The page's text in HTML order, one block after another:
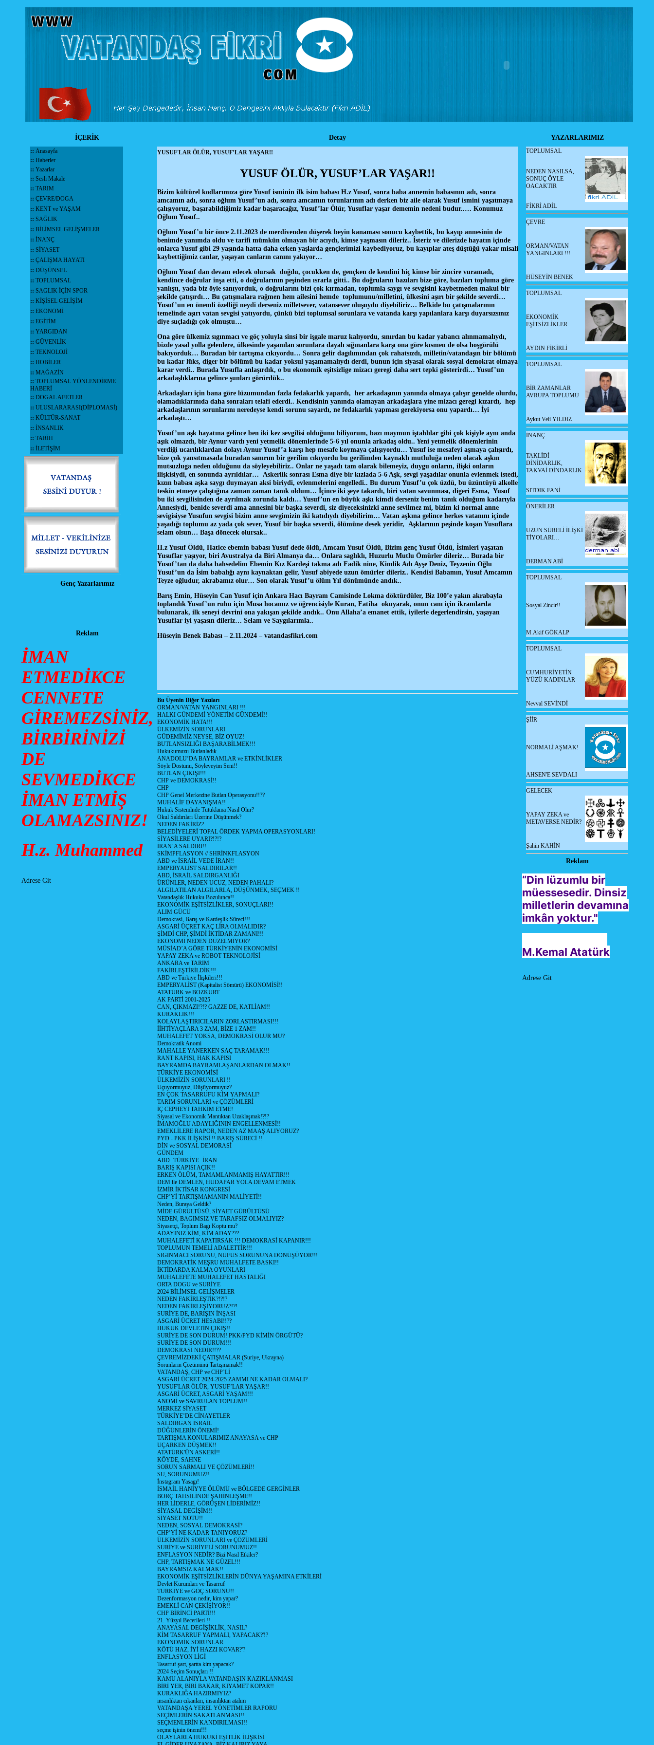
İÇERİK Detay YAZARLARIMIZ
:: Anasayfa
:: Haberler
:: Yazarlar
:: Sesli Makale
:: TARIM
:: ÇEVRE/DOGA
:: KENT ve YAŞAM
:: SAĞLIK
:: BİLİMSEL GELİŞMELER
:: İNANÇ
:: SİYASET
:: ÇALIŞMA HAYATI
:: DÜŞÜNSEL
:: TOPLUMSAL
:: SAGLIK İÇİN SPOR
:: KİŞİSEL GELİŞİM
:: EKONOMİ
:: EGİTİM
:: YARGIDAN
:: GÜVENLİK
:: TEKNOLOJİ
:: HOBİLER
:: MAĞAZİN
:: TOPLUMSAL YÖNLENDİRME
HABERİ
:: DOGAL AFETLER
:: ULUSLARARASI(DİPLOMASİ)
:: KÜLTÜR-SANAT
:: İNSANLIK
:: TARİH
:: İLETİŞİM
Genç Yazarlarımız
Reklam
İMAN
ETMEDİKCE
CENNETE
GİREMEZSİNİZ,
BİRBİRİNİZİ
DE
SEVMEDİKCE
İMAN ETMİŞ
OLAMAZSINIZ!
H.z. Muhammed
Adrese Git
YUSUF'LAR ÖLÜR, YUSUF’LAR YAŞAR!!
YUSUF ÖLÜR, YUSUF’LAR YAŞAR!!
Bizim kültürel kodlarımıza göre Yusuf isminin ilk isim babası H.z Yusuf, sonra baba annemin babasının adı, sonra
amcamın adı, sonra oğlum Yusuf’un adı, sonra amcamın torunlarının adı derken biz aile olarak Yusuf ismini yaşatmaya
çalışıyoruz, başarabildiğimiz kadar başaracağız, Yusuf’lar Ölür, Yusuflar yaşar dememin nedeni budur..… Konumuz
Oğlum Yusuf..
Oğlum Yusuf’u bir önce 2.11.2023 de merdivenden düşerek beyin kanaması sonucu kaybettik, bu kayıp annesinin de
benimde yanımda oldu ve tarifi mümkün olmayan bir acıydı, kimse yaşmasın dileriz.. İsteriz ve dilerizde hayatın içinde
onlarca Yusuf gibi 29 yaşında hatta daha erken yaşlarda gençlerimizi kaybediyoruz, bu kayıplar ateş düştüğü yakar misali
kaybettiğimiz canlar, yaşayan canların canını yakıyor…
Oğlum Yusuf dan devam edecek olursak doğdu, çocukken de, gençken de kendini hiç kimse bir zincire vuramadı,
kendince doğrular inşa etti, o doğrularının peşinden ısrarla gitti.. Bu doğruların bazıları bize göre, bazıları topluma göre
yanlıştı, yada biz öyle sanıyorduk, o doğrularını bizi çok kırmadan, toplumla saygı ve sevgisini kaybetmeden makul bir
şekilde çatışırdı… Bu çatışmalara rağmen hem ailesini hemde toplumunu/milletini, ülkesini aşırı bir şekilde severdi…
Yusuf’un en önemli özelliği neydi derseniz milletsever, vatansever oluşuydu diyebiliriz… Belkide bu çatışmalarının
temelinde aşırı vatan sevgisi yatıyordu, çünkü bizi toplumsal sorunlara ve vatanda karşı yapılanlara karşı duyarsızsınız
diye suçladığı çok olmuştu…
Ona göre ülkemiz sıgınmacı ve göç yoluyla sinsi bir işgale maruz kalıyordu, sınırdan bu kadar yabancı alınmamalıydı,
bizde yasal yolla gelenlere, ülkesinde yaşanılan sorunlara dayalı sığınanlara karşı ona göre kısmen de olsa hoşgörülü
bakıyorduk… Buradan bir tartışma cıkıyordu… Sonra gelir dagılımından çok rahatsızdı, milletin/vatandaşın bir bölümü
bu kadar lüks, diger bir bölümü bu kadar yoksul yaşamamalıydı derdi, bunun için siyasal olarak sosyal demokrat olmaya
karar verdi.. Burada Yusufla anlaşırdık, o bu ekonomik eşitsizlige mizacı geregi daha sert tepki gösterirdi… Yusuf’un
arkadaşlıklarına gelince şunları görürdük..
Arkadaşları için bana göre lüzumundan fazla fedakarlık yapardı, her arkadaşının yanında olmaya çalışır genelde olurdu,
olamadıklarınıda daha sonraları telafi ederdi.. Kendisinin yanında olamayan arkadaşlara yine mizacı geregi kızardı, hep
arkadaşlarının sorunlarını neredeyse kendi sorunu sayardı, ne fedakarlık yapması gerekiyorsa onu yapardı… İyi
arkadaştı…
Yusuf’un aşk hayatına gelince ben iki kez sevgilisi olduğunu biliyorum, bazı maymun iştahlılar gibi çok kişiyle aynı anda
aşık olmazdı, bir Aynur vardı yeni yetmelik dönemlerinde 5-6 yıl onunla arkadaş oldu.. Yeni yetmelik dönemlerinin
verdiği ucarılıklardan dolayı Aynur Yusuf’a karşı hep mesafe koymaya çalışıyordu… Yusuf ise mesafeyi aşmaya çalışırdı,
bize çok yansıtmasada buradan sanırım bir gerilim cıkıyordu bu gerilimden kaynaklı mutluluğa neden olacak aşkın
mutsuzluga neden olduğunu da söyleyebiliriz.. Onlar ne yaşadı tam olarak bilemeyiz, duygu onların, ilişki onların
ilişkisiydi, en sonunda ayrıldılar… Askerlik sonrası Esma diye bir kızlada 5-6 Aşk, sevgi yaşadılar onunla evlenmek istedi,
kızın babası aşka saygı duymayan aksi biriydi, evlenmelerini engelledi.. Bu durum Yusuf’u çok üzdü, bu üzüntüyü alkolle
teskin etmeye çalıştığına zaman zaman tanık oldum… İçince iki şeye takardı, biri vatan savunması, digeri Esma, Yusuf
bu iki sevgilisinden de ayrılmak zorunda kaldı… Yusuf’un en büyük aşkı kimdi derseniz benim tanık olduğum kadarıyla
Annesiydi, benide severdi ama annesini bir başka severdi, siz diyeceksinizki anne sevilmez mi, bizim ki normal anne
sevigisiyse Yusufun sevgisi bizim anne sevgimizin iki katıdıydı diyebilirim… Vatan aşkına gelince herkes vatanını içinde
yaşadığı toplumu az yada çok sever, Yusuf bir başka severdi, ölümüne desek yeridir, Aşklarının peşinde koşan Yusuflara
selam olsun… Başa dönecek olursak..
H.z Yusuf Öldü, Hatice ebemin babası Yusuf dede öldü, Amcam Yusuf Öldü, Bizim genç Yusuf Öldü, İsimleri yaşatan
Yusuflar yaşıyor, biri Avustralya da Biri Almanya da… Onlara saglıklı, Huzurlu Mutlu Ömürler dileriz… Burada bir
Yusuf’tan da daha bahsedelim Ebemin Kız Kardeşi takma adı Fadik nine, Kimlik Adı Ayşe Deniz, Teyzenin Oğlu
Yusuf’un da İsim babalığı aynı kaynaktan gelir, Yusuf abiyede uzun ömürler dileriz.. Kendisi Babamın, Yusuf Amcamın
Teyze oğludur, akrabamız olur… Son olarak Yusuf’u ölüm Yıl dönümünde andık..
Barış Emin, Hüseyin Can Yusuf için Ankara Hacı Bayram Camisinde Lokma döktürdüler, Biz 100’e yakın akrabayla
toplandık Yusuf’un ruhu için Musa hocamız ve öğrencisiyle Kuran, Fatiha okuyarak, onun canı için ikramlarda
bulunarak, ilk seneyi devrini ona yakışan şekilde andık.. Onu Allaha’a emanet ettik, iyilerle degerlendirsin, yaşayan
Yusuflar iyi yaşasın dileriz… Selam ve Saygılarımla..
Hüseyin Benek Babası – 2.11.2024 – vatandasfikri.com
Bu Üyenin Diğer Yazıları
ORMAN/VATAN YANGINLARI !!!
HALKI GÜNDEMİ YÖNETİM GÜNDEMİ!!
EKONOMİK HATA!!!
ÜLKEMİZİN SORUNLARI
GÜDEMİMİZ NEYSE, BİZ OYUZ!
BUTLANSIZLIĞI BAŞARABİLMEK!!!
Hukukumuzu Butlanladık
ANADOLU’DA BAYRAMLAR ve ETKİNLİKLER
Söyle Dostunu, Söyleyeyim Seni!!
BUTLAN ÇIKIŞI!!!
CHP ve DEMOKRASİ!!
CHP
CHP Genel Merkezine Butlan Operasyonu!!??
MUHALİF DAYANIŞMA!!
Hukuk Sistemlnde Tutuklama Nasıl Olur?
Okul Saldırıları Üzerine Düşünmek?
NEDEN FAKİRİZ?
BELEDİYELERİ TOPAL ÖRDEK YAPMA OPERASYONLARI!
SİYASİLERE UYARI?!?!?
İRAN’A SALDIRI!!
SKİMPFLASYON // SHRİNKFLASYON
ABD ve İSRAİL VEDE İRAN!!
EMPERYALİST SALDIRILAR!!
ABD, İSRAİL SALDIRGANLIĞI
ÜRÜNLER, NEDEN UCUZ, NEDEN PAHALI?
ALGILATILAN ALGILARLA, DÜŞÜNMEK, SEÇMEK !!
Vatandaşlık Hukuku Bozulunca!!
EKONOMİK EŞİTSİZLİKLER, SONUÇLARI!!
ALIM GÜCÜ
Demokrasi, Barış ve Kardeşlik Süreci!!!
ASGARİ ÜÇRET KAÇ LİRA OLMALIDIR?
ŞİMDİ CHP, ŞİMDİ İKTİDAR ZAMANI!!!
EKONOMİ NEDEN DÜZELMİYOR?
MÜSİAD’A GÖRE TÜRKİYENİN EKONOMİSİ
YAPAY ZEKA ve ROBOT TEKNOLOJİSİ
ANKARA ve TARIM
FAKİRLEŞTİRİLDİK!!!
ABD ve Türkiye İlişkileri!!!
EMPERYALİST (Kapitalist Sömürü) EKONOMİSİ!!
ATATÜRK ve BOZKURT
AK PARTİ 2001-2025
CAN, ÇIKMAZI!?!? GAZZE DE, KATLİAM!!
KURAKLIK!!!
KOLAYLAŞTIRICILARIN ZORLASTIRMASI!!!
İİHTİYAÇLARA 3 ZAM, BİZE 1 ZAM!!
MUHALEFET YOKSA, DEMOKRASİ OLUR MU?
Demokratik Anomi
MAHALLE YANERKEN SAÇ TARAMAK!!!
RANT KAPISI, HAK KAPISI
BAYRAMDA BAYRAMLAŞANLARDAN OLMAK!!
TÜRKİYE EKONOMİSİ
ÜLKEMİZİN SORUNLARI !!
Uçuyormuyuz, Düşüyormuyuz?
EN ÇOK TASARRUFU KİM YAPMALI?
TARIM SORUNLARI ve ÇÖZÜMLERİ
İÇ CEPHEYİ TAHKİM ETME!
Siyasal ve Ekonomik Mantıktan Uzaklaşmak!?!?
İMAMOĞLU ADAYLIĞININ ENGELLENMESİ!!
EMEKLİLERE RAPOR, NEDEN AZ MAAŞ ALIYORUZ?
PYD - PKK İLİŞKİSİ !! BARIŞ SÜRECİ !!
DİN ve SOSYAL DEMORASİ
GÜNDEM
ABD- TÜRKİYE- İRAN
BARIŞ KAPISI AÇIK!!
ERKEN ÖLÜM, TAMAMLANMAMIŞ HAYATTIR!!!
DEM ile DEMLEN, HÜDAPAR YOLA DEVAM ETMEK
İZMİR İKTİSAR KONGRESİ
CHP’Yİ TARTIŞMAMANIN MALİYETİ!!
Neden, Buraya Geldik?
MİDE GÜRÜLTÜSÜ, SİYAET GÜRÜLTÜSÜ
NEDEN, BAGIMSIZ VE TARAFSIZ OLMALIYIZ?
Siyasetçi, Toplum Bagı Koptu mu?
ADAYINIZ KİM, KİM ADAY???
MUHALEFETİ KAPATIRSAK !!! DEMOKRASİ KAPANIR!!!
TOPLUMUN TEMELİ ADALETTİR!!!
SIGINMACI SORUNU, NÜFUS SORUNUNA DÖNÜŞÜYOR!!!
DEMOKRATİK MEŞRU MUHALFETE BASKI!!
İKTİDARDA KALMA OYUNLARI
MUHALEFETE MUHALEFET HASTALIĞI
ORTA DOGU ve SURİYE
2024 BİLİMSEL GELİŞMELER
NEDEN FAKİRLEŞTİK?!?!?
NEDEN FAKİRLEŞİYORUZ?!?!
SURİYE DE, BARIŞIN İNŞASI
ASGARİ ÜCRET HESABI!!??
HUKUK DEVLETİN ÇIKIŞ!!
SURİYE DE SON DURUM! PKK/PYD KİMİN ÖRGÜTÜ?
SURİYE DE SON DURUM!!!
DEMOKRASİ NEDİR!!??
ÇEVREMİZDEKİ ÇATIŞMALAR (Suriye, Ukrayna)
Sorunların Çözümünü Tartışmamak!!
VATANDAŞ, CHP ve CHP’Lİ
ASGARİ ÜCRET 2024-2025 ZAMMI NE KADAR OLMALI?
YUSUF'LAR ÖLÜR, YUSUF’LAR YAŞAR!!
ASGARİ ÜCRET, ASGARİ YAŞAM!!!
ANOMİ ve SAVRULAN TOPLUM!!
MERKEZ SİYASET
TÜRKİYE’DE CİNAYETLER
SALDIRGAN İSRAİL
DÜĞÜNLERİN ÖNEMİ!
TARTIŞMA KONULARIMIZ ANAYASA ve CHP
UÇARKEN DÜŞMEK!!
ATATÜRK'ÜN ASKERİ!!
KÖYDE, SAHNE
SORUN SARMALI VE ÇÖZÜMLERİ!!
SU, SORUNUMUZ!!
İnstagram Yasagı!
İSMAİL HANİYYE ÖLÜMÜ ve BÖLGEDE GERGİNLER
BORÇ TAHSİLİNDE ŞAHİNLEŞME!!
HER LİDERLE, GÖRÜŞEN LİDERİMİZ!!
SİYASAL DEGİŞİM!!
SİYASET NOTU!!
NEDEN, SOSYAL DEMOKRASİ?
CHP’Yİ NE KADAR TANIYORUZ?
ÜLKEMİZİN SORUNLARI ve ÇÖZÜMLERİ
SURİYE ve SURİYELİ SORUNUMUZ!!
ENFLASYON NEDİR? Bizi Nasıl Etkiler?
CHP, TARTIŞMAK NE GÜZEL!!!
BAYRAMSIZ KALMAK!!
EKONOMİK EŞİTSİZLİKLERİN DÜNYA YAŞAMINA ETKİLERİ
Devlet Kurumları ve Tasarruf
TÜRKİYE ve GÖÇ SORUNU!!
Dezenformasyon nedir, kim yapar?
EMEKLİ CAN ÇEKİŞİYOR!!
CHP BİRİNCİ PARTİ!!!
21. Yüzyıl Becerileri !!
ANAYASAL DEGİŞİKLİK, NASIL?
KİM TASARRUF YAPMALI, YAPACAK?'!?
EKONOMİK SORUNLAR
KÖTÜ HAZ, İYİ HAZZI KOVAR?'?
ENFLASYON LİGİ
Tasarruf şart, şartta kim yapacak?
2024 Seçim Sonuçları !!
KAMU ALANIYLA VATANDAŞIN KAZIKLANMASI
BİRİ YER, BİRİ BAKAR, KIYAMET KOPAR!!
KURAKLIĞA HAZIRMIYIZ?
insanlıktan cıkanları, insanlıktan atalım
VATANDAŞA YEREL YÖNETİMLER RAPORU
SEÇİMLERİN SAKATLANMASI!!
SEÇMENLERİN KANDIRILMASI!!
seçme işinin önemi!!!
OLAYLARLA HUKUKİ EŞİTLİK İLİŞKİSİ
TOPLUMSAL
NEDEN NASILSA,
SONUÇ ÖYLE
OACAKTIR
FİKRİ ADİL
ÇEVRE
ORMAN/VATAN
YANGINLARI !!!
HÜSEYİN BENEK
TOPLUMSAL
EKONOMİK
EŞİTSİZLİKLER
AYDIN FİKİRLİ
TOPLUMSAL
BİR ZAMANLAR
AVRUPA TOPLUMU
Aykut Veli YILDIZ
İNANÇ
TAKLİDİ
DİNİDARLIK,
TAKVAİ DİNDARLIK
SITDIK FANİ
ÖNERİLER
UZUN SÜRELİ İLİŞKİ
TİYOLARI…
DERMAN ABİ
TOPLUMSAL
Sosyal Zincir!!
M.Akif GÖKALP
TOPLUMSAL
CUMHURİYETİN
YÜZÜ KADINLAR
Nevval SEVİNDİ
ŞİİR
NORMALİ AŞMAK!
AHSEN'E SEVDALI
GELECEK
YAPAY ZEKA ve
METAVERSE NEDİR?
Şahin KAHİN
Reklam
“Din lüzumlu bir
müessesedir. Dinsiz
milletlerin devamına
imkân yoktur."
M.Kemal Atatürk
Adrese Git